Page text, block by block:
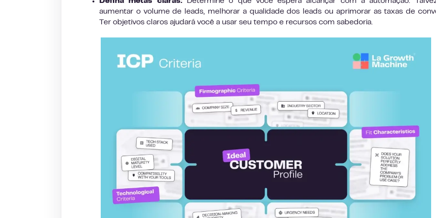
aumentar o volume de leads, melhorar a qualidade dos leads ou aprimorar as taxas de
Ter objetivos claros ajudará você a usar seu tempo e recursos com sabedoria.